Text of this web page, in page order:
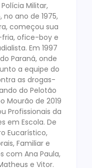
Militar,
ano de 1975,
começou sua
ofice-boy e
Em 1997
Paraná, onde
a equipe do
as drogas-
do Pelotão
Mourão de 2019
Profissionais da
em Escola. De
Eucarístico,
Familiar e
com Ana Paula,
e Vitor.